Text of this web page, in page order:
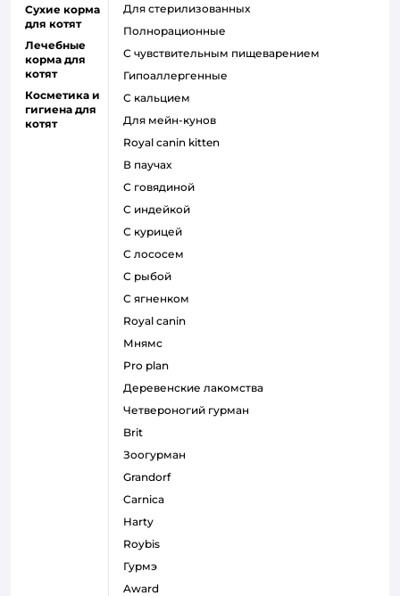
Сухие корма
для котят
Лечебные
корма для
котят
Косметика и
гигиена для
котят
для стерилизованных
полнорационные
с чувствительным пищеварением
гипоаллергенные
с кальцием
для мейн-кунов
royal canin kitten
в паучах
с говядиной
с индейкой
с курицей
с лососем
с рыбой
с ягненком
royal canin
мнямс
pro plan
деревенские лакомства
четвероногий гурман
brit
зоогурман
grandorf
carnica
harty
roybis
гурмэ
award